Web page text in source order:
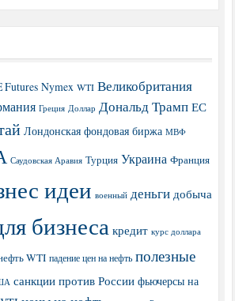
Futures Nymex WTI Великобритания
Греция Доллар Дональд Трамп ЕС
Лондонская фондовая биржа МВФ
Саудовская Аравия Турция Украина Франция
идеи военный деньги добыча
бизнеса кредит курс доллара
WTI падение цен на нефть полезные
санкции против России фьючерсы на